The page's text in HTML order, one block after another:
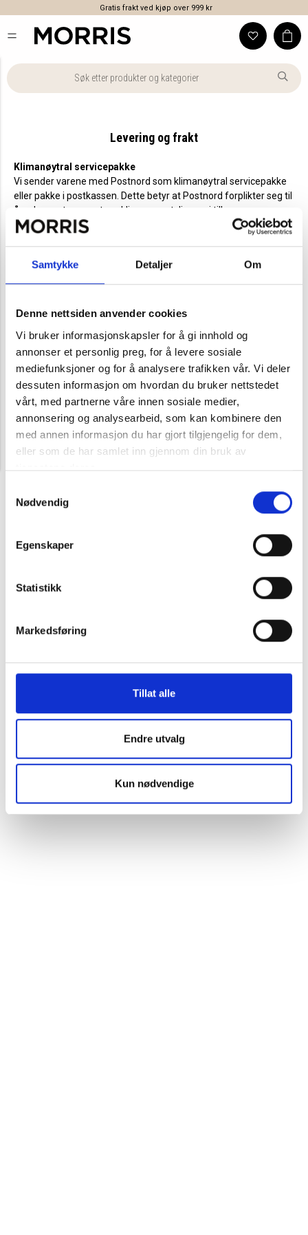
Samtykke Detaljer Om
Denne nettsiden anvender cookies
Vi bruker informasjonskapsler for å gi innhold og
annonser et personlig preg, for å levere sosiale
mediefunksjoner og for å analysere trafikken vår. Vi deler
dessuten informasjon om hvordan du bruker nettstedet
vårt, med partnerne våre innen sosiale medier,
annonsering og analysearbeid, som kan kombinere den
med annen informasjon du har gjort tilgjengelig for dem,
eller som de har samlet inn gjennom din bruk av
tjenestene deres.
Nødvendig
Egenskaper
Statistikk
Markedsføring
Tillat alle
Endre utvalg
Kun nødvendige
Gratis frakt ved kjøp over 999 kr
Levering og frakt
Klimanøytral servicepakke
Vi sender varene med Postnord som klimanøytral servicepakke
eller pakke i postkassen. Dette betyr at Postnord forplikter seg til
å redusere transportens klimagassutslipp og i tillegg
kompensere for resterende utslipp. Du henter ut pakken på ditt
Klikk og hent
ønsket Morris-butikk. Leveringstiden 2-7 virkedager. Du vil motta
Leveringstid
Normal leveringstid med Postnord klimanøytral servicepakke er
2-3 virkedager avhengig av strekning. 4-5 dager til enkelte
destinasjoner.
Vi ber om at kunder som ønsker levering til Svalbard kontakter
oss på kundeservice@morris.no
Vi tilbyr fri frakt på alle kjøp over 999 kr. Fraktkostnad er 59 kr på
Returfrakt er 99,-.